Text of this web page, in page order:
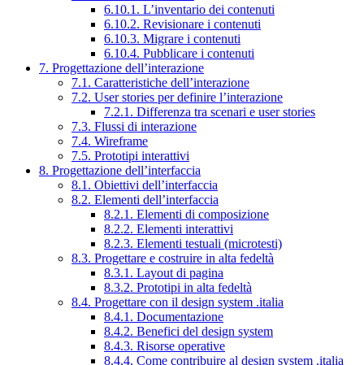
6.10.1. L’inventario dei contenuti
6.10.2. Revisionare i contenuti
6.10.3. Migrare i contenuti
6.10.4. Pubblicare i contenuti
7. Progettazione dell’interazione
7.1. Caratteristiche dell’interazione
7.2. User stories per definire l’interazione
7.2.1. Differenza tra scenari e user stories
7.3. Flussi di interazione
7.4. Wireframe
7.5. Prototipi interattivi
8. Progettazione dell’interfaccia
8.1. Obiettivi dell’interfaccia
8.2. Elementi dell’interfaccia
8.2.1. Elementi di composizione
8.2.2. Elementi interattivi
8.2.3. Elementi testuali (microtesti)
8.3. Progettare e costruire in alta fedeltà
8.3.1. Layout di pagina
8.3.2. Prototipi in alta fedeltà
8.4. Progettare con il design system .italia
8.4.1. Documentazione
8.4.2. Benefici del design system
8.4.3. Risorse operative
8.4.4. Come contribuire al design system .italia